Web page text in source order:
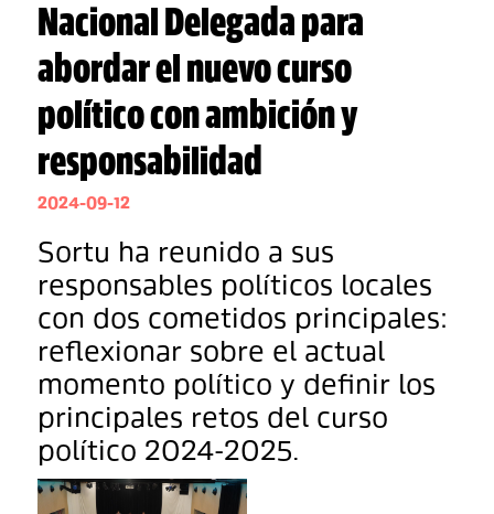
Nacional Delegada para
abordar el nuevo curso
político con ambición y
responsabilidad
2024-09-12
Sortu ha reunido a sus
responsables políticos locales
con dos cometidos principales:
reflexionar sobre el actual
momento político y definir los
principales retos del curso
político 2024-2025.